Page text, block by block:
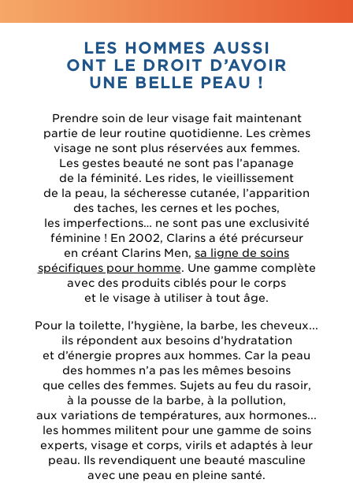
LES HOMMES AUSSI
ONT LE DROIT D’AVOIR
UNE BELLE PEAU !
Prendre soin de leur visage fait maintenant
partie de leur routine quotidienne. Les crèmes
visage ne sont plus réservées aux femmes.
Les gestes beauté ne sont pas l’apanage
de la féminité. Les rides, le vieillissement
de la peau, la sécheresse cutanée, l’apparition
des taches, les cernes et les poches,
les imperfections… ne sont pas une exclusivité
féminine ! En 2002, Clarins a été précurseur
en créant Clarins Men, sa ligne de soins
spécifiques pour homme. Une gamme complète
avec des produits ciblés pour le corps
et le visage à utiliser à tout âge.
Pour la toilette, l’hygiène, la barbe, les cheveux...
ils répondent aux besoins d’hydratation
et d’énergie propres aux hommes. Car la peau
des hommes n’a pas les mêmes besoins
que celles des femmes. Sujets au feu du rasoir,
à la pousse de la barbe, à la pollution,
aux variations de températures, aux hormones...
les hommes militent pour une gamme de soins
experts, visage et corps, virils et adaptés à leur
peau. Ils revendiquent une beauté masculine
avec une peau en pleine santé.